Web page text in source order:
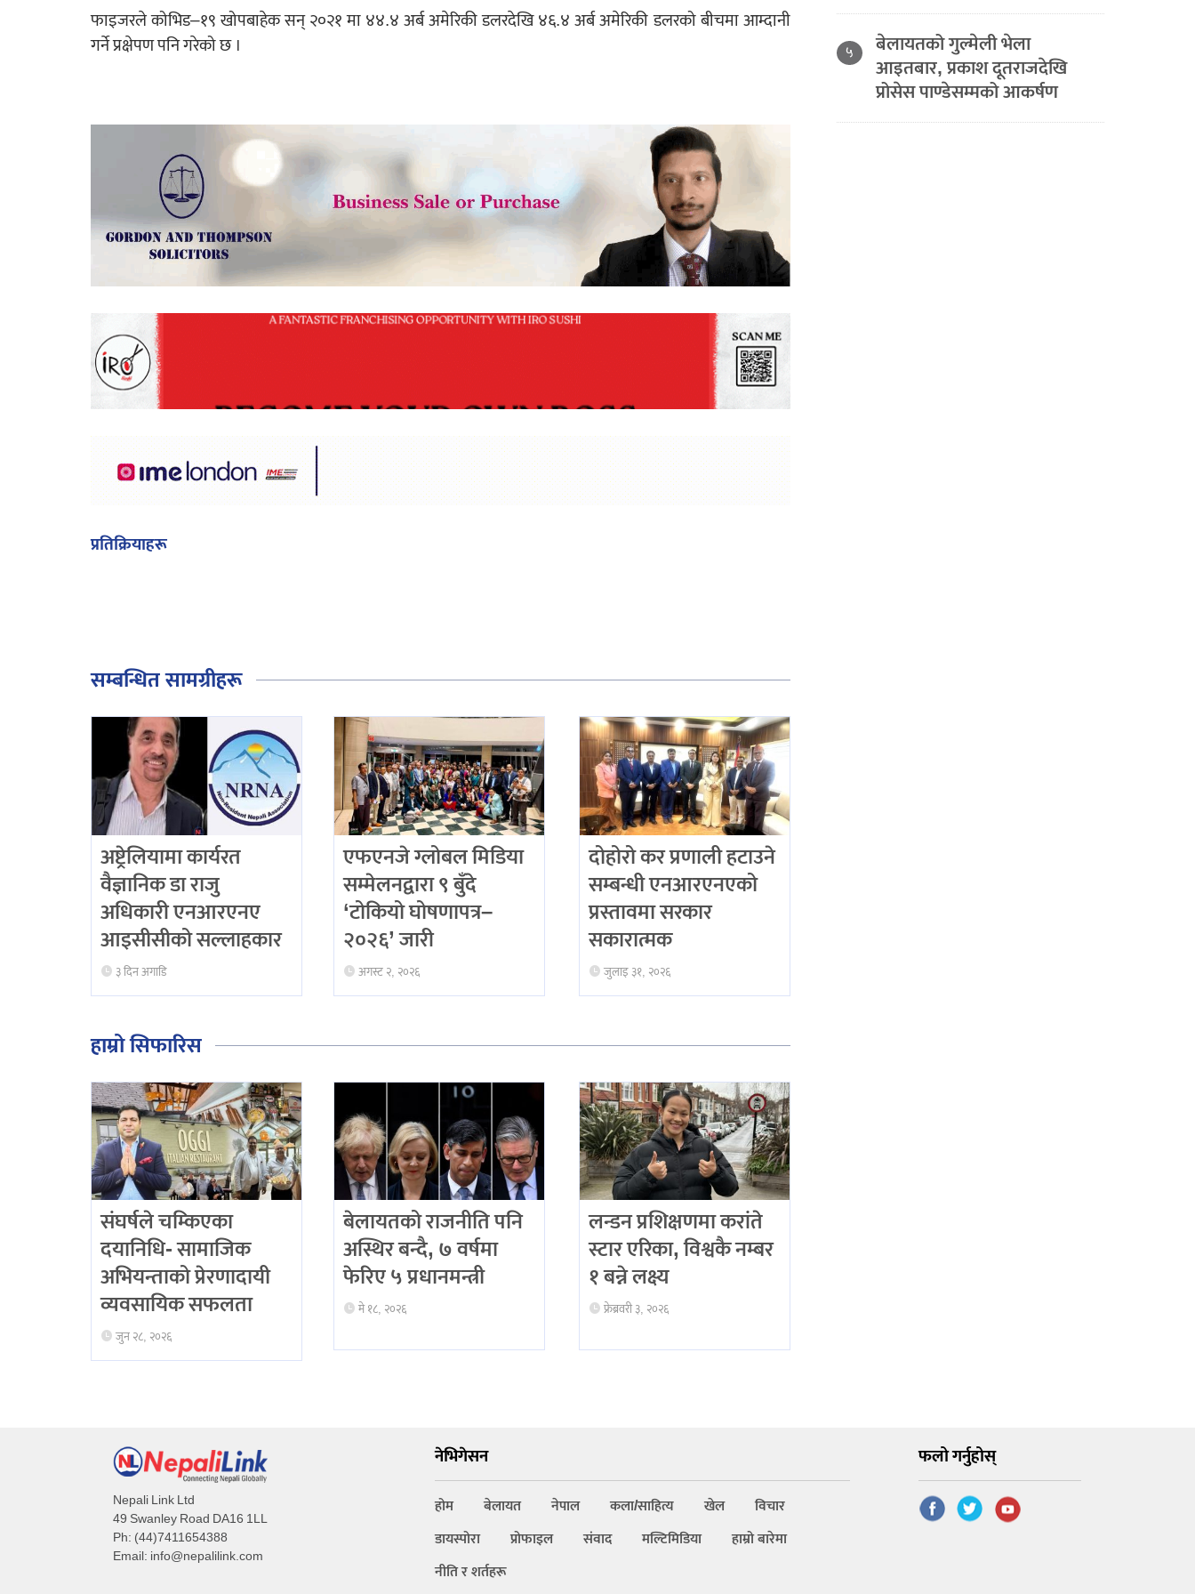
फाइजरले कोभिड–१९ खोपबाहेक सन् २०२१ मा ४४.४ अर्ब अमेरिकी डलरदेखि ४६.४ अर्ब अमेरिकी डलरको बीचमा आम्दानी
गर्ने प्रक्षेपण पनि गरेको छ ।
प्रतिक्रियाहरू
सम्बन्धित सामग्रीहरू
अष्ट्रेलियामा कार्यरत
वैज्ञानिक डा राजु
अधिकारी एनआरएनए
आइसीसीको सल्लाहकार
३ दिन अगाडि
एफएनजे ग्लोबल मिडिया
सम्मेलनद्वारा ९ बुँदे
‘टोकियो घोषणापत्र–
२०२६’ जारी
अगस्ट २, २०२६
दोहोरो कर प्रणाली हटाउने
सम्बन्धी एनआरएनएको
प्रस्तावमा सरकार
सकारात्मक
जुलाइ ३१, २०२६
हाम्रो सिफारिस
संघर्षले चम्किएका
दयानिधि- सामाजिक
अभियन्ताको प्रेरणादायी
व्यवसायिक सफलता
जुन २८, २०२६
बेलायतको राजनीति पनि
अस्थिर बन्दै, ७ वर्षमा
फेरिए ५ प्रधानमन्त्री
मे १८, २०२६
लन्डन प्रशिक्षणमा करांते
स्टार एरिका, विश्वकै नम्बर
१ बन्ने लक्ष्य
फ्रेब्रवरी ३, २०२६
५ बेलायतको गुल्मेली भेला
आइतबार, प्रकाश दूतराजदेखि
प्रोसेस पाण्डेसम्मको आकर्षण
Nepali Link Ltd
49 Swanley Road DA16 1LL
Ph: (44)7411654388
Email: info@nepalilink.com
नेभिगेसन
होम बेलायत नेपाल कला/साहित्य खेल
विचार
डायस्पोरा
प्रोफाइल संवाद मल्टिमिडिया
हाम्रो बारेमा
नीति र शर्तहरू
फलो गर्नुहोस्